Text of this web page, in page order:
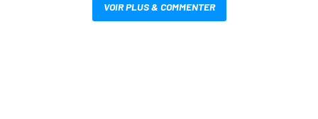
VOIR PLUS & COMMENTER